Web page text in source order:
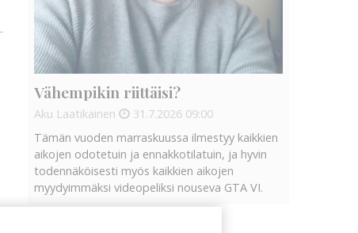
Vähempikin riittäisi?
Aku Laatikainen 31.7.2026 09:00
Tämän vuoden marraskuussa ilmestyy kaikkien
aikojen odotetuin ja ennakkotilatuin, ja hyvin
todennäköisesti myös kaikkien aikojen
myydyimmäksi videopeliksi nouseva GTA VI.